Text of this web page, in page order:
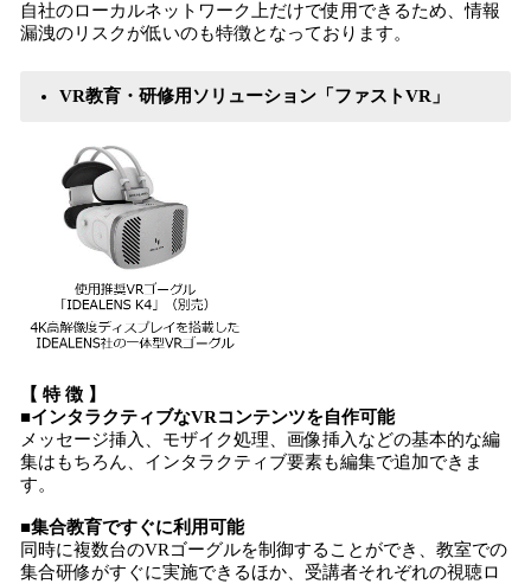
自社のローカルネットワーク上だけで使用できるため、情報
漏洩のリスクが低いのも特徴となっております。
VR教育・研修用ソリューション「ファストVR」
【 特 徴 】
■インタラクティブなVRコンテンツを自作可能
メッセージ挿入、モザイク処理、画像挿入などの基本的な編
集はもちろん、インタラクティブ要素も編集で追加できま
す。
■集合教育ですぐに利用可能
同時に複数台のVRゴーグルを制御することができ、教室での
集合研修がすぐに実施できるほか、受講者それぞれの視聴ロ